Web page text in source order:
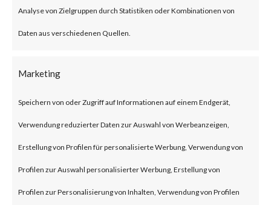
Analyse von Zielgruppen durch Statistiken oder Kombinationen von
Daten aus verschiedenen Quellen.
Marketing
Speichern von oder Zugriff auf Informationen auf einem Endgerät,
Verwendung reduzierter Daten zur Auswahl von Werbeanzeigen,
Erstellung von Profilen für personalisierte Werbung, Verwendung von
Profilen zur Auswahl personalisierter Werbung, Erstellung von
Profilen zur Personalisierung von Inhalten, Verwendung von Profilen
attacker to perform various
actions such as manipulating
adding new functionality to a
module, flushing the module’s
memory, forging traffic to and
from the module, establishing
persistence on the module, and
potentially affecting the